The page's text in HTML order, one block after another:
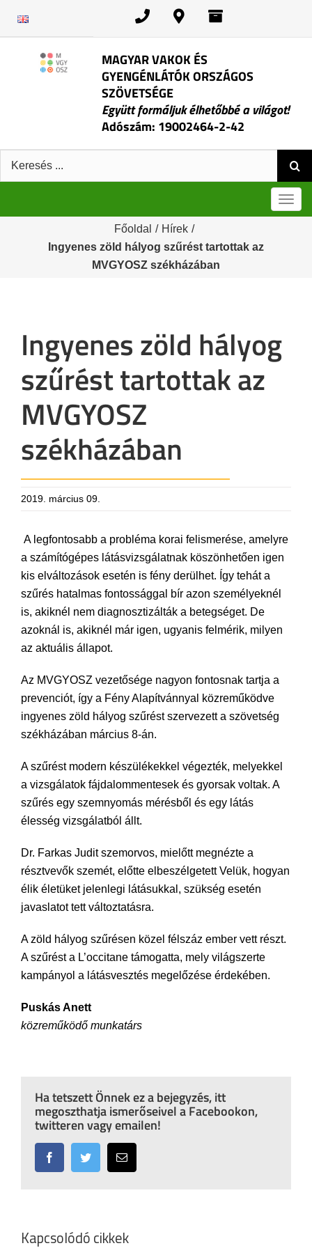
MAGYAR VAKOK ÉS
GYENGÉNLÁTÓK ORSZÁGOS
SZÖVETSÉGE
Együtt formáljuk élhetőbbé a világot!
Adószám: 19002464-2-42
Keresés:
Főoldal / Hírek /
Ingyenes zöld hályog szűrést tartottak az
MVGYOSZ székházában
Ingyenes zöld hályog
szűrést tartottak az
MVGYOSZ
székházában
2019. március 09.
A legfontosabb a probléma korai felismerése, amelyre
a számítógépes látásvizsgálatnak köszönhetően igen
kis elváltozások esetén is fény derülhet. Így tehát a
szűrés hatalmas fontossággal bír azon személyeknél
is, akiknél nem diagnosztizálták a betegséget. De
azoknál is, akiknél már igen, ugyanis felmérik, milyen
az aktuális állapot.
Az MVGYOSZ vezetősége nagyon fontosnak tartja a
prevenciót, így a Fény Alapítvánnyal közreműködve
ingyenes zöld hályog szűrést szervezett a szövetség
székházában március 8-án.
A szűrést modern készülékekkel végezték, melyekkel
a vizsgálatok fájdalommentesek és gyorsak voltak. A
szűrés egy szemnyomás mérésből és egy látás
élesség vizsgálatból állt.
Dr. Farkas Judit szemorvos, mielőtt megnézte a
résztvevők szemét, előtte elbeszélgetett Velük, hogyan
élik életüket jelenlegi látásukkal, szükség esetén
javaslatot tett változtatásra.
A zöld hályog szűrésen közel félszáz ember vett részt.
A szűrést a L’occitane támogatta, mely világszerte
kampányol a látásvesztés megelőzése érdekében.
Puskás Anett
közreműködő munkatárs
Ha tetszett Önnek ez a bejegyzés, itt
megoszthatja ismerőseivel a Facebookon,
twitteren vagy emailen!
FacebookTwitter Email:
Kapcsolódó cikkek